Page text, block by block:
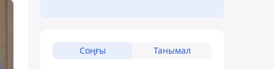
Соңғы Танымал